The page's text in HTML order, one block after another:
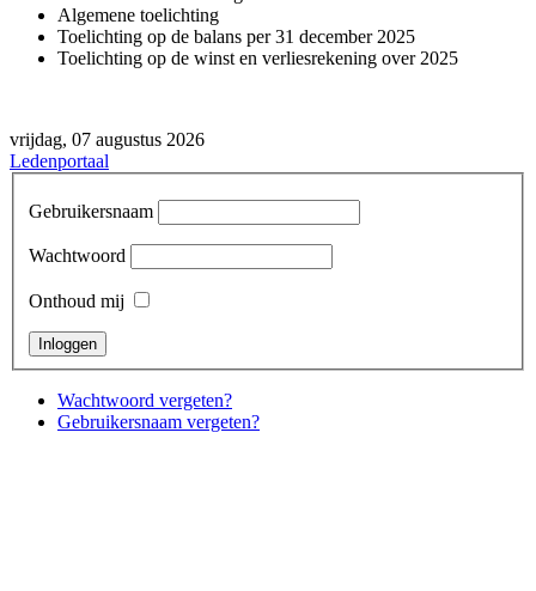
Algemene toelichting
Toelichting op de balans per 31 december 2025
Toelichting op de winst en verliesrekening over 2025
vrijdag, 07 augustus 2026
Ledenportaal
Gebruikersnaam
Wachtwoord
Onthoud mij
Wachtwoord vergeten?
Gebruikersnaam vergeten?